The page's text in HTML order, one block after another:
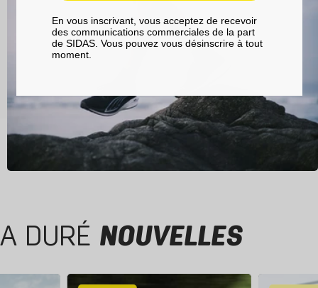
A DURÉ NOUVELLES
En vous inscrivant, vous acceptez de recevoir
des communications commerciales de la part
de SIDAS. Vous pouvez vous désinscrire à tout
moment.